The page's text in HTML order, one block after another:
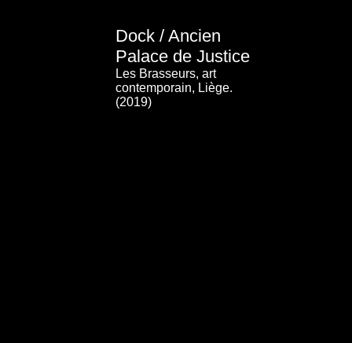
Dock / Ancien
Palace de Justice
Les Brasseurs, art
contemporain, Liège.
(2019)